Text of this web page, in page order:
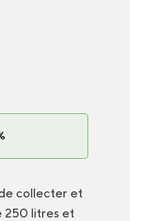
collecter et
250 litres et